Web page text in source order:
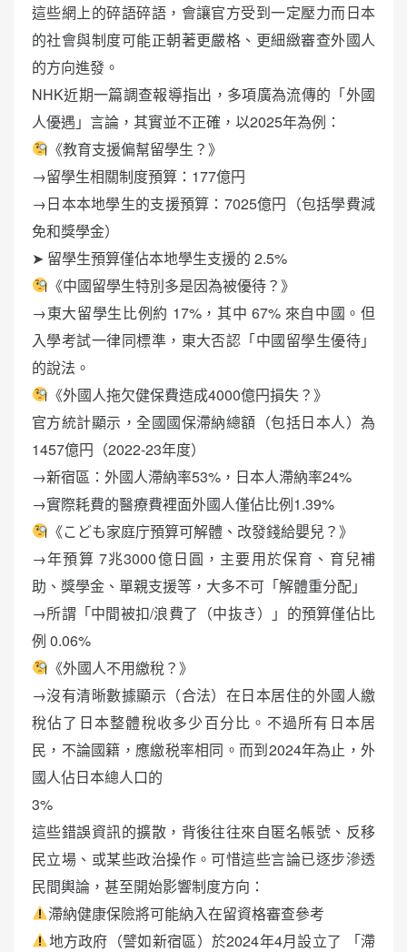
這些網上的碎語碎語，會讓官方受到一定壓力而日本
的社會與制度可能正朝著更嚴格、更細緻審查外國人
的方向進發。
NHK近期一篇調查報導指出，多項廣為流傳的「外國
人優遇」言論，其實並不正確，以2025年為例：
《教育支援偏幫留學生？》
→留學生相關制度預算：177億円
→日本本地學生的支援預算：7025億円（包括學費減
免和獎學金）
➤ 留學生預算僅佔本地學生支援的 2.5%
《中國留學生特別多是因為被優待？》
→東大留學生比例約 17%，其中 67% 來自中國。但
入學考試一律同標準，東大否認「中國留學生優待」
的說法。
《外國人拖欠健保費造成4000億円損失？》
官方統計顯示，全國國保滯納總額（包括日本人）為
1457億円（2022-23年度）
→新宿區：外國人滯納率53%，日本人滯納率24%
→實際耗費的醫療費裡面外國人僅佔比例1.39%
《こども家庭庁預算可解體、改發錢給嬰兒？》
→年預算 7兆3000億日圓，主要用於保育、育兒補
助、獎學金、單親支援等，大多不可「解體重分配」
→所謂「中間被扣/浪費了（中抜き）」的預算僅佔比
例 0.06%
《外國人不用繳稅？》
→沒有清晰數據顯示（合法）在日本居住的外國人繳
稅佔了日本整體稅收多少百分比。不過所有日本居
民，不論國籍，應繳税率相同。而到2024年為止，外
國人佔日本總人口的
3%
這些錯誤資訊的擴散，背後往往來自匿名帳號、反移
民立場、或某些政治操作。可惜這些言論已逐步滲透
民間輿論，甚至開始影響制度方向：
滯納健康保險將可能納入在留資格審查參考
地方政府（譬如新宿區）於2024年4月設立了 「滯